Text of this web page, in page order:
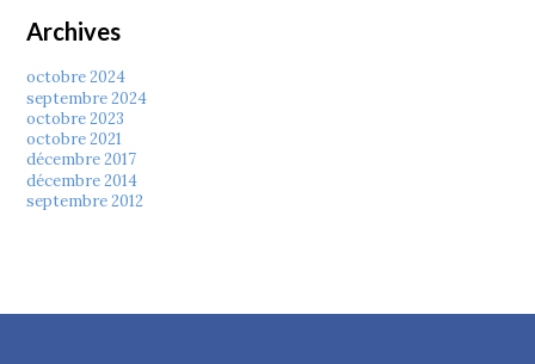
Archives
octobre 2024
septembre 2024
octobre 2023
octobre 2021
décembre 2017
décembre 2014
septembre 2012